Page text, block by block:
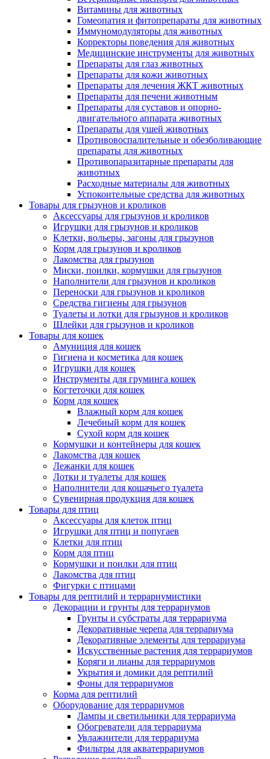
Витамины для животных
Гомеопатия и фитопрепараты для животных
Иммуномодуляторы для животных
Корректоры поведения для животных
Медицинские инструменты для животных
Препараты для глаз животных
Препараты для кожи животных
Препараты для лечения ЖКТ животных
Препараты для печени животным
Препараты для суставов и опорно-
двигательного аппарата животных
Препараты для ушей животных
Противовоспалительные и обезболивающие
препараты для животных
Противопаразитарные препараты для
животных
Расходные материалы для животных
Успокоительные средства для животных
Товары для грызунов и кроликов
Аксессуары для грызунов и кроликов
Игрушки для грызунов и кроликов
Клетки, вольеры, загоны для грызунов
Корм для грызунов и кроликов
Лакомства для грызунов
Миски, поилки, кормушки для грызунов
Наполнители для грызунов и кроликов
Переноски для грызунов и кроликов
Средства гигиены для грызунов
Туалеты и лотки для грызунов и кроликов
Шлейки для грызунов и кроликов
Товары для кошек
Амуниция для кошек
Гигиена и косметика для кошек
Игрушки для кошек
Инструменты для груминга кошек
Когтеточки для кошек
Корм для кошек
Влажный корм для кошек
Лечебный корм для кошек
Сухой корм для кошек
Кормушки и контейнеры для кошек
Лакомства для кошек
Лежанки для кошек
Лотки и туалеты для кошек
Наполнители для кошачьего туалета
Сувенирная продукция для кошек
Товары для птиц
Аксессуары для клеток птиц
Игрушки для птиц и попугаев
Клетки для птиц
Корм для птиц
Кормушки и поилки для птиц
Лакомства для птиц
Фигурки с птицами
Товары для рептилий и террариумистики
Декорации и грунты для террариумов
Грунты и субстраты для террариума
Декоративные черепа для террариума
Декоративные элементы для террариума
Искусственные растения для террариумов
Коряги и лианы для террариумов
Укрытия и домики для рептилий
Фоны для террариумов
Корма для рептилий
Оборудование для террариумов
Лампы и светильники для террариума
Обогреватели для террариума
Увлажнители для террариума
Фильтры для акватеррариумов